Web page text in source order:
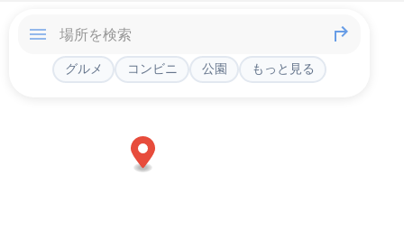
グルメ コンビニ 公園 もっと見る